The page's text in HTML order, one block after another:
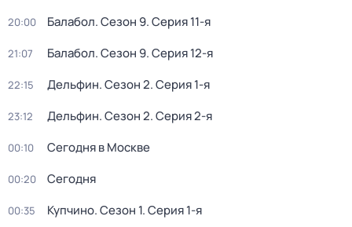
20:00 Балабол. Сезон 9. Серия 11-я
21:07 Балабол. Сезон 9. Серия 12-я
22:15 Дельфин. Сезон 2. Серия 1-я
23:12 Дельфин. Сезон 2. Серия 2-я
00:10 Сегодня в Москве
00:20 Сегодня
00:35 Купчино. Сезон 1. Серия 1-я